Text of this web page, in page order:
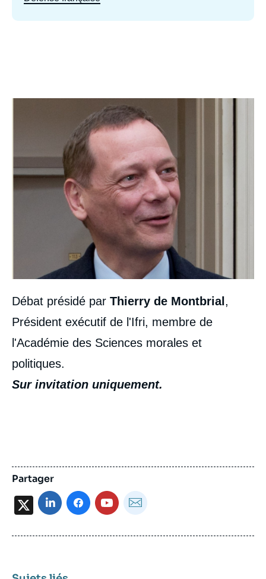
Débat présidé par Thierry de Montbrial ,
Président exécutif de l'Ifri, membre de
l'Académie des Sciences morales et
politiques.
Sur invitation uniquement.
Partager
X